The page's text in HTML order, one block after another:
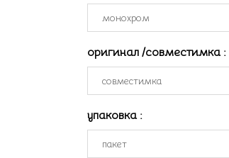
оригинал /совместимка :
упаковка :